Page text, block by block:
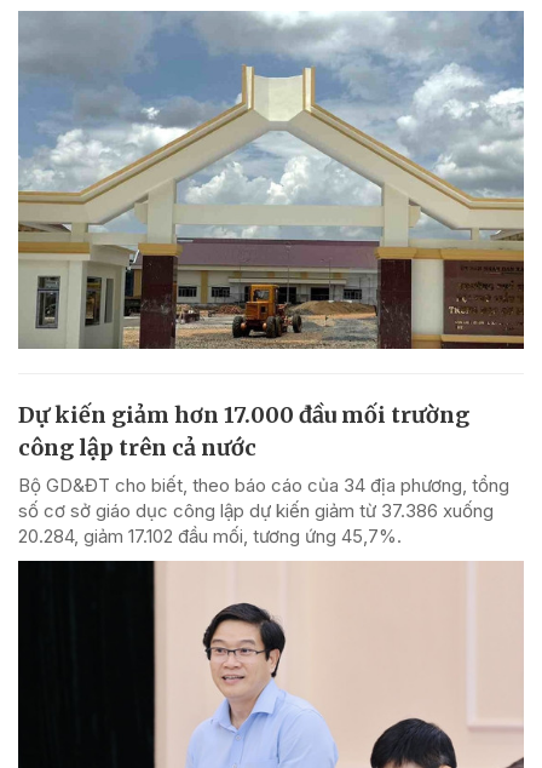
Dự kiến giảm hơn 17.000 đầu mối trường
công lập trên cả nước
Bộ GD&ĐT cho biết, theo báo cáo của 34 địa phương, tổng
số cơ sở giáo dục công lập dự kiến giảm từ 37.386 xuống
20.284, giảm 17.102 đầu mối, tương ứng 45,7%.